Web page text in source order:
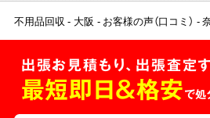
不用品回収 大阪 お客様の声（口コミ）
出張お見積もり、出張査定
最短即日＆格安で処